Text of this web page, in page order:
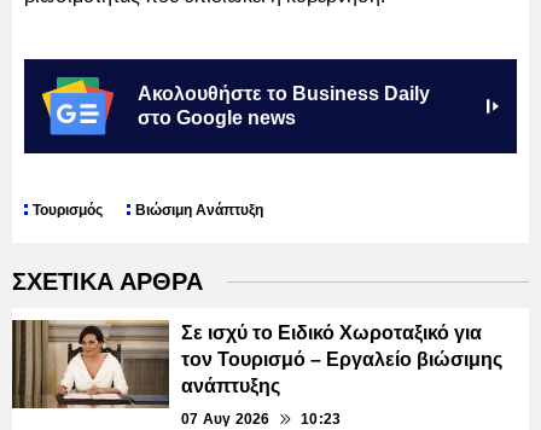
Ακολουθήστε το Business Daily
στο Google news
Τουρισμός Βιώσιμη Ανάπτυξη
ΣΧΕΤΙΚΑ ΑΡΘΡΑ
Σε ισχύ το Ειδικό Χωροταξικό για
τον Τουρισμό – Εργαλείο βιώσιμης
ανάπτυξης
07 Αυγ 2026 10:23